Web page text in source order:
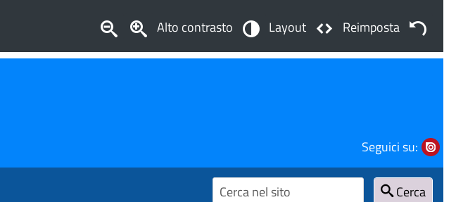
Alto contrasto Layout Reimposta
Seguici su:
Cerca